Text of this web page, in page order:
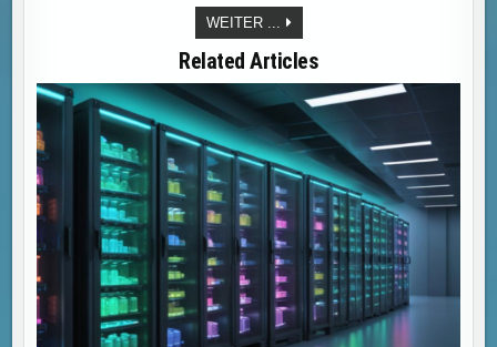
WEITER ...
E-
COMMERCE
STRATEGIEN
Related Articles